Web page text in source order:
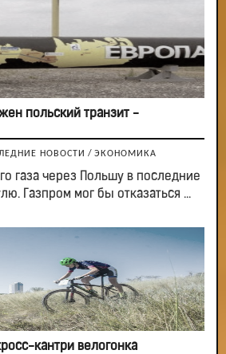
польский транзит -
НОВОСТИ / ЭКОНОМИКА
газа через Польшу в последние
Газпром мог бы отказаться ...
кантри велогонка